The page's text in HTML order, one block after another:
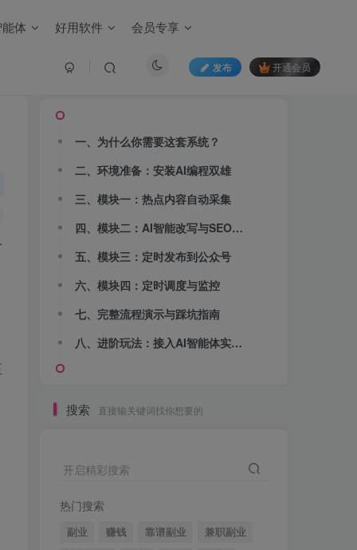
体 好用软件 会员专享
发布 开通会员
文章目录
一、为什么你需要这套系统？
二、环境准备：安装AI编程双雄
三、模块一：热点内容自动采集
四、模块二：AI智能改写与SEO优化
五、模块三：定时发布到公众号
六、模块四：定时调度与监控
七、完整流程演示与踩坑指南
八、进阶玩法：接入AI智能体实现全自动运营
搜索 直接输关键词找你想要的
开启精彩搜索
热门搜索
副业 赚钱 靠谱副业
兼职副业